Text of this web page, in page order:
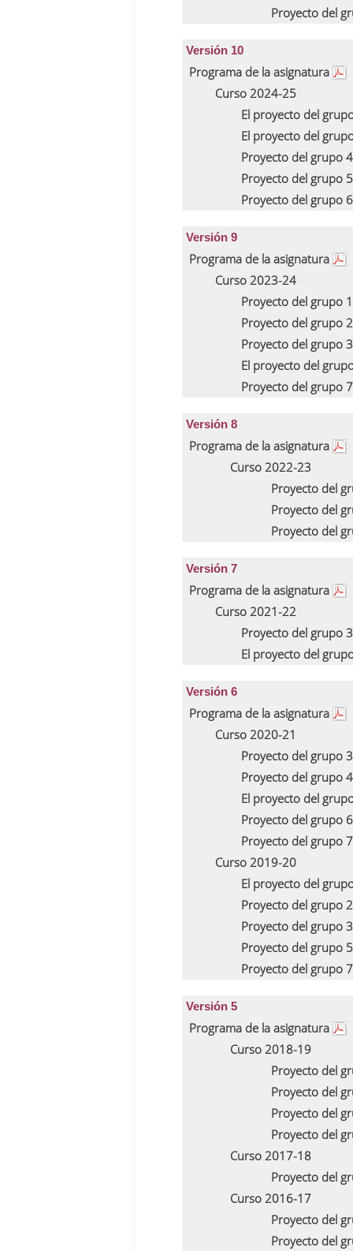
Proyecto del
Versión 10
Programa de la asignatura
Curso 2024-25
El proyecto del
El proyecto del
Proyecto del grupo
Proyecto del grupo
Proyecto del grupo
Versión 9
Programa de la asignatura
Curso 2023-24
Proyecto del grupo
Proyecto del grupo
Proyecto del grupo
El proyecto del
Proyecto del grupo
Versión 8
Programa de la asignatura
Curso 2022-23
Proyecto del
Proyecto del
Proyecto del
Versión 7
Programa de la asignatura
Curso 2021-22
Proyecto del grupo
El proyecto del
Versión 6
Programa de la asignatura
Curso 2020-21
Proyecto del grupo
Proyecto del grupo
El proyecto del
Proyecto del grupo
Proyecto del grupo
Curso 2019-20
El proyecto del
Proyecto del grupo
Proyecto del grupo
Proyecto del grupo
Proyecto del grupo
Versión 5
Programa de la asignatura
Curso 2018-19
Proyecto del
Proyecto del
Proyecto del
Proyecto del
Curso 2017-18
Proyecto del
Curso 2016-17
Proyecto del
Proyecto del